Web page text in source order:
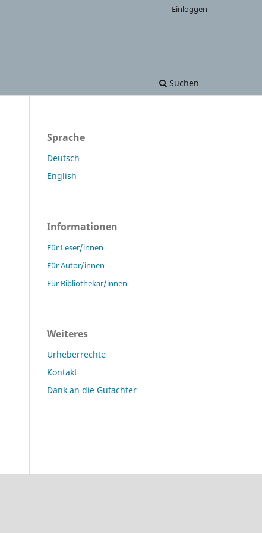
Suchen
Einloggen
Sprache
Deutsch
English
Informationen
Für Leser/innen
Für Autor/innen
Für Bibliothekar/innen
Weiteres
Urheberrechte
Kontakt
Dank an die Gutachter